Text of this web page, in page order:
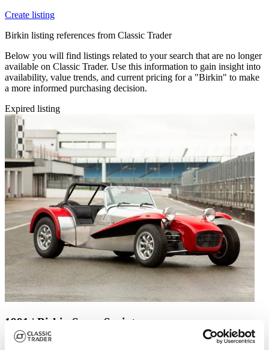
Create listing
Birkin listing references from Classic Trader
Below you will find listings related to your search that are no longer
available on Classic Trader. Use this information to gain insight into
availability, value trends, and current pricing for a "Birkin" to make
a more informed purchasing decision.
Expired listing
1991 | Birkin Seven Sprint
1991 Birkin Seven Sprint